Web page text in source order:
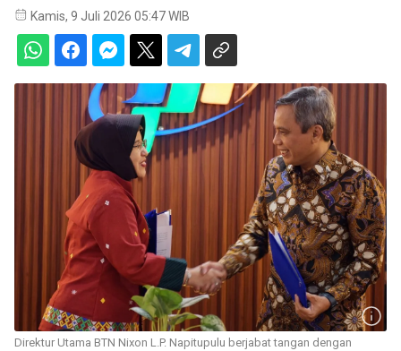
Kamis, 9 Juli 2026 05:47 WIB
Direktur Utama BTN Nixon L.P. Napitupulu berjabat tangan dengan